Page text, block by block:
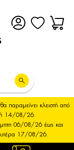
παραμείνει κλειστή από
14/08/26.
06/08/26 έως και
17/08/26.